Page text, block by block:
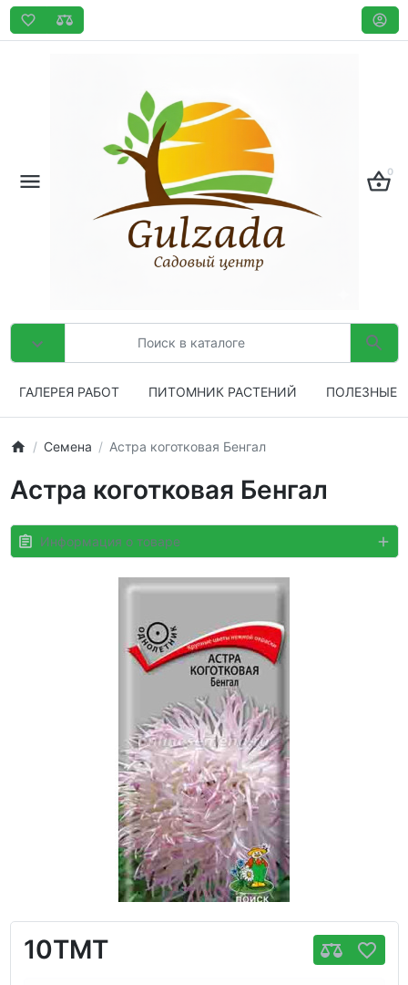
0
ГАЛЕРЕЯ РАБОТ ПИТОМНИК РАСТЕНИЙ ПОЛЕЗНЫЕ
Семена Астра коготковая Бенгал
Астра коготковая Бенгал
Информация о товаре
10TMT